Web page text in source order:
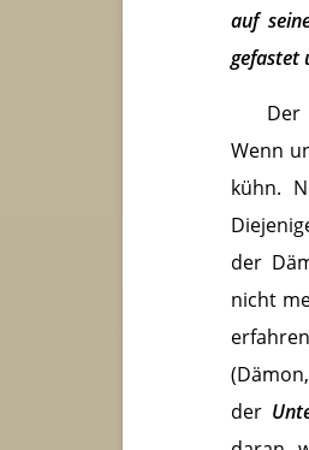
auf
gefastet
Der
Wenn
kühn.
der
nicht
der